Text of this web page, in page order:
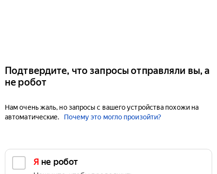
Подтвердите, что запросы отправляли вы, а
не робот
Нам очень жаль, но запросы с вашего устройства похожи на
автоматические.
Почему это могло произойти?
Я не робот